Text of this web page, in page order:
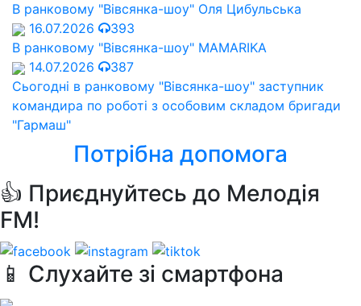
В ранковому "Вівсянка-шоу" Оля Цибульська
16.07.2026
393
В ранковому "Вівсянка-шоу" MAMARIKA
14.07.2026
387
Сьогодні в ранковому "Вівсянка-шоу" заступник
командира по роботі з особовим складом бригади
"Гармаш"
Потрібна допомога
👍 Приєднуйтесь до Мелодія
FM!
📱 Слухайте зі смартфона